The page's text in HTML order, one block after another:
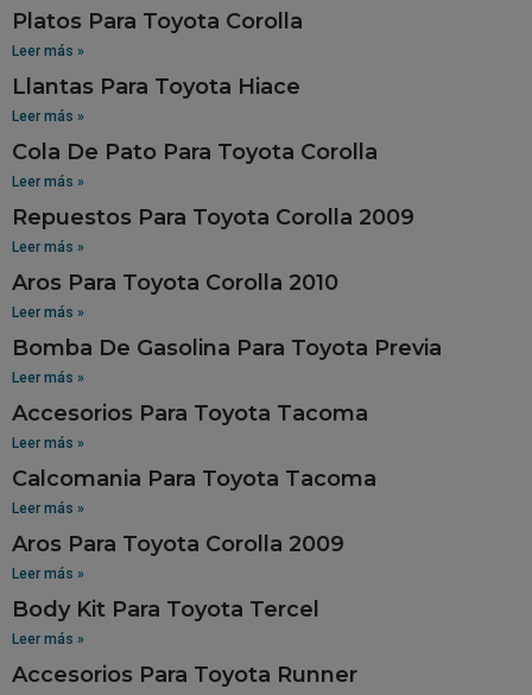
Platos Para Toyota Corolla
Leer más »
Llantas Para Toyota Hiace
Leer más »
Cola De Pato Para Toyota Corolla
Leer más »
Repuestos Para Toyota Corolla 2009
Leer más »
Aros Para Toyota Corolla 2010
Leer más »
Bomba De Gasolina Para Toyota Previa
Leer más »
Accesorios Para Toyota Tacoma
Leer más »
Calcomania Para Toyota Tacoma
Leer más »
Aros Para Toyota Corolla 2009
Leer más »
Body Kit Para Toyota Tercel
Leer más »
Accesorios Para Toyota Runner